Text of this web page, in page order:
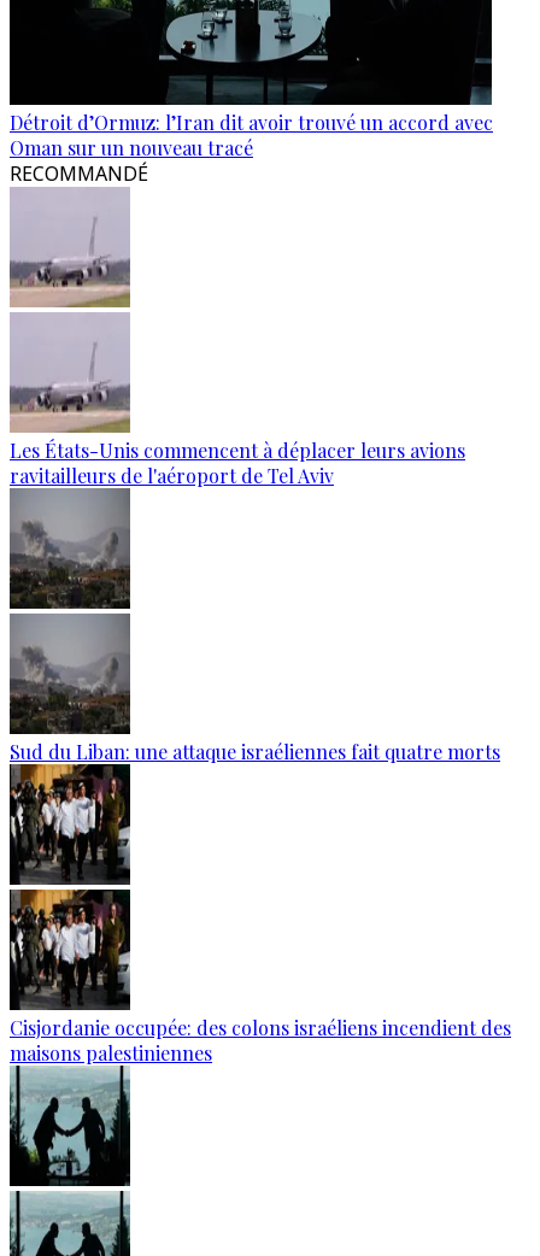
Détroit d’Ormuz: l’Iran dit avoir trouvé un accord avec
Oman sur un nouveau tracé
RECOMMANDÉ
Les États-Unis commencent à déplacer leurs avions
ravitailleurs de l'aéroport de Tel Aviv
Sud du Liban: une attaque israéliennes fait quatre morts
Cisjordanie occupée: des colons israéliens incendient des
maisons palestiniennes